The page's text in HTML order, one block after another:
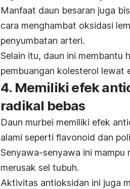
Manfaat daun besaran juga
cara menghambat oksidasi
penyumbatan arteri.
Selain itu, daun ini membantu
pembuangan kolesterol lewat
4. Memiliki efek
radikal bebas
Daun murbei memiliki efek
alami seperti flavonoid dan
Senyawa-senyawa ini mampu
merusak sel tubuh.
Aktivitas antioksidan ini juga